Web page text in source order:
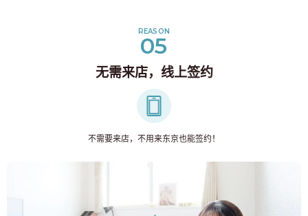
REASON
05
无需来店，线上签约
不需要来店，不用来东京也能签约！